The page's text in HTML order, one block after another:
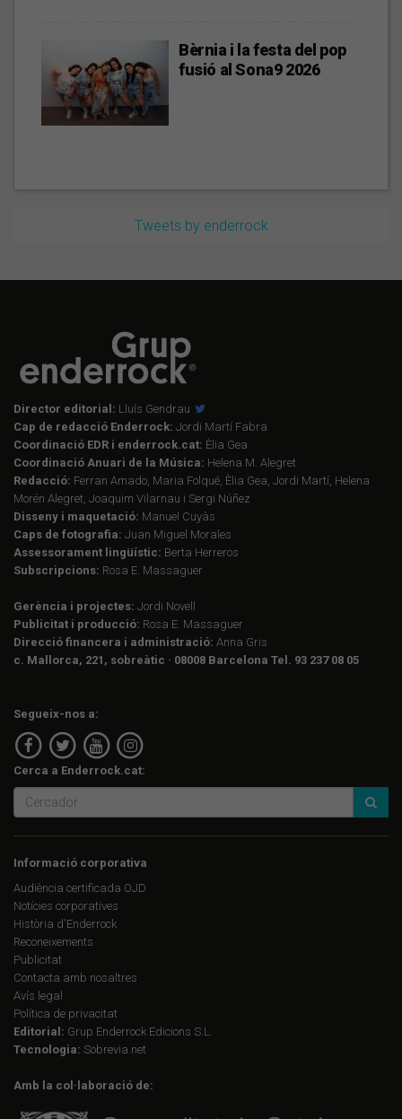
Bèrnia i la festa del pop
fusió al Sona9 2026
Tweets by enderrock
Director editorial: Lluís Gendrau
Cap de redacció Enderrock: Jordi Martí Fabra
Coordinació EDR i enderrock.cat: Èlia Gea
Coordinació Anuari de la Música: Helena M. Alegret
Redacció: Ferran Amado, Maria Folqué, Èlia Gea, Jordi Martí, Helena
Morén Alegret, Joaquim Vilarnau i Sergi Núñez
Disseny i maquetació: Manuel Cuyàs
Caps de fotografia: Juan Miguel Morales
Assessorament lingüístic: Berta Herreros
Subscripcions: Rosa E. Massaguer
Gerència i projectes: Jordi Novell
Publicitat i producció: Rosa E. Massaguer
Direcció financera i administració: Anna Gris
c. Mallorca, 221, sobreàtic · 08008 Barcelona Tel. 93 237 08 05
Segueix-nos a:
Cerca a Enderrock.cat:
Informació corporativa
Audiència certificada OJD
Notícies corporatives
Història d'Enderrock
Reconeixements
Publicitat
Contacta amb nosaltres
Avís legal
Política de privacitat
Editorial: Grup Enderrock Edicions S.L.
Tecnologia: Sobrevia.net
Amb la col·laboració de: